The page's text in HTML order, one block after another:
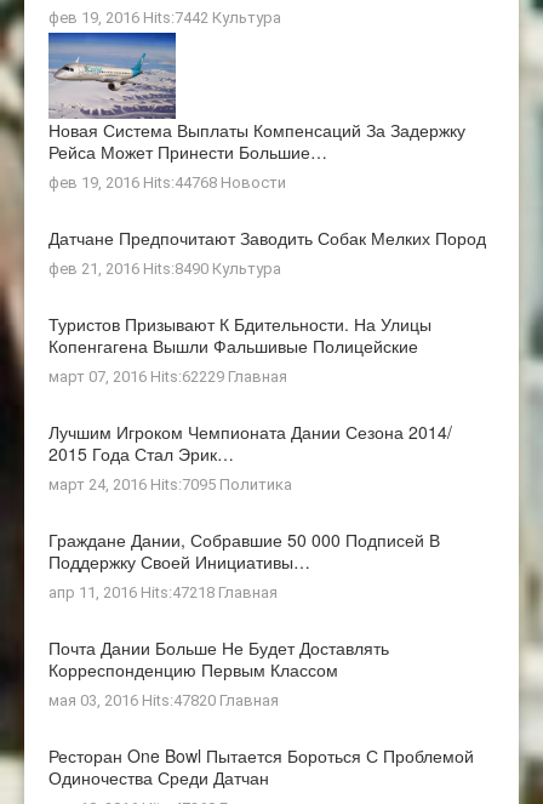
фев 19, 2016 Hits:7442 Культура
Новая Система Выплаты Компенсаций За Задержку
Рейса Может Принести Большие…
фев 19, 2016 Hits:44768 Новости
Датчане Предпочитают Заводить Собак Мелких Пород
фев 21, 2016 Hits:8490 Культура
Туристов Призывают К Бдительности. На Улицы
Копенгагена Вышли Фальшивые Полицейские
март 07, 2016 Hits:62229 Главная
Лучшим Игроком Чемпионата Дании Сезона 2014/
2015 Года Стал Эрик…
март 24, 2016 Hits:7095 Политика
Граждане Дании, Собравшие 50 000 Подписей В
Поддержку Своей Инициативы…
апр 11, 2016 Hits:47218 Главная
Почта Дании Больше Не Будет Доставлять
Корреспонденцию Первым Классом
мая 03, 2016 Hits:47820 Главная
Ресторан One Bowl Пытается Бороться С Проблемой
Одиночества Среди Датчан